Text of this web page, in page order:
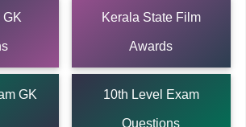
GK Kerala State Film
Awards
GK 10th Level Exam
Questions